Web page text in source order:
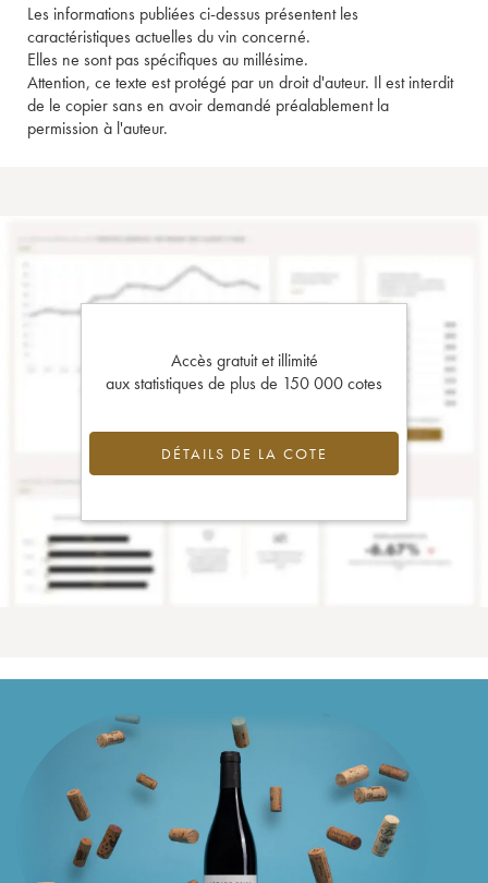
Les informations publiées ci-dessus présentent les
caractéristiques actuelles du vin concerné.
Elles ne sont pas spécifiques au millésime.
Attention, ce texte est protégé par un droit d'auteur. Il est interdit
de le copier sans en avoir demandé préalablement la
permission à l'auteur.
Accès gratuit et illimité
aux statistiques de plus de 150 000 cotes
DÉTAILS DE LA COTE